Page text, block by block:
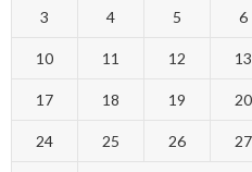
3 4 5 6
10 11 12 13
17 18 19 20
24 25 26 27